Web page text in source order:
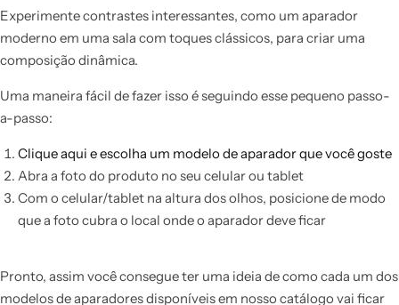
Experimente contrastes interessantes, como um aparador
moderno em uma sala com toques clássicos, para criar uma
composição dinâmica.
Uma maneira fácil de fazer isso é seguindo esse pequeno passo-
a-passo:
Clique aqui e escolha um modelo de aparador que você goste
Abra a foto do produto no seu celular ou tablet
Com o celular/tablet na altura dos olhos, posicione de modo
que a foto cubra o local onde o aparador deve ficar
Pronto, assim você consegue ter uma ideia de como cada um dos
modelos de aparadores disponíveis em nosso catálogo vai ficar